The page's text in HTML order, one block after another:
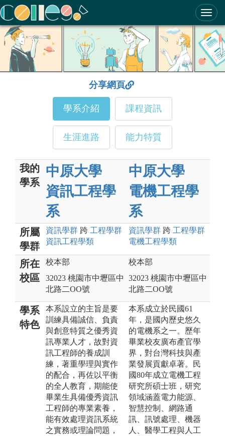
ColleGo! 大學選才與高中育才輔助系統
分享網頁
學系介紹 課程資訊
生涯進路 能力特質
我的
學系
中原大學
資訊工程學
系
中原大學
電機工程學
系
所屬
學群
資訊學群 跨 工程學群
資訊工程學類
資訊學群 跨 工程學群
電機工程學類
所在
校區
校本部
32023 桃園市中壢區中
北路二OO號
校本部
32023 桃園市中壢區中
北路二OO號
學系
特色
本系設立的主旨是要
訓練具備誠信、負責
與創意特質之優秀資
訊專業人才，故對資
訊工程師的養成訓
練，著重學理與實作
的配合，再佐以平衡
的全人教育，期能使
畢業生具備優秀資訊
工程師的專業素養，
能有效處理資訊系統
之實務或理論問題，
本系成立於民國61
年，是國內歷史悠久
的電機系之一。歷年
畢業校友廣布產官學
界，對台灣科技與產
業發展貢獻卓著。民
國80年成立電機工程
研究所碩士班，研究
領域涵蓋電力能源、
智慧控制、網路通
訊、訊號處理、機器
人、醫學工程與人工